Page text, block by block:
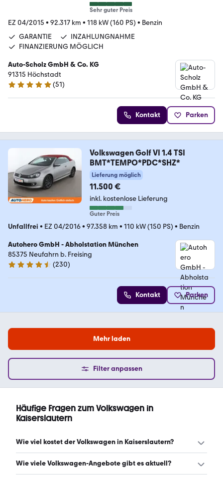
Sehr guter Preis
EZ 04/2015 • 92.317 km • 118 kW (160 PS) • Benzin
GARANTIE
INZAHLUNGNAHME
FINANZIERUNG MÖGLICH
Auto-Scholz GmbH & Co. KG
91315 Höchstadt
4.8 Sterne
(51)
Kontakt Parken
Volkswagen Golf VI 1.4 TSI
BMT*TEMPO*PDC*SHZ*
Lieferung möglich
11.500 €
inkl. kostenlose Lieferung
Guter Preis
Unfallfrei • EZ 04/2016• 97.358 km • 110 kW (150 PS) • Benzin
Autohero GmbH - Abholstation München
85375 Neufahrn b. Freising
4.4 Sterne
(230)
Kontakt Parken
Mehr laden
Filter anpassen
Häufige Fragen zum Volkswagen in
Kaiserslautern
Wie viel kostet der Volkswagen in Kaiserslautern?
Ein guter Preis für einen Volkswagen in Kaiserslautern liegt
Wie viele Volkswagen-Angebote gibt es aktuell?